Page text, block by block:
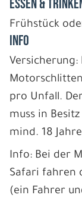
ESSEN &
Frühstück
INFO
pro Unfall.
muss in
mind. 18
Info: Bei der
Safari fahren
(ein Fahrer